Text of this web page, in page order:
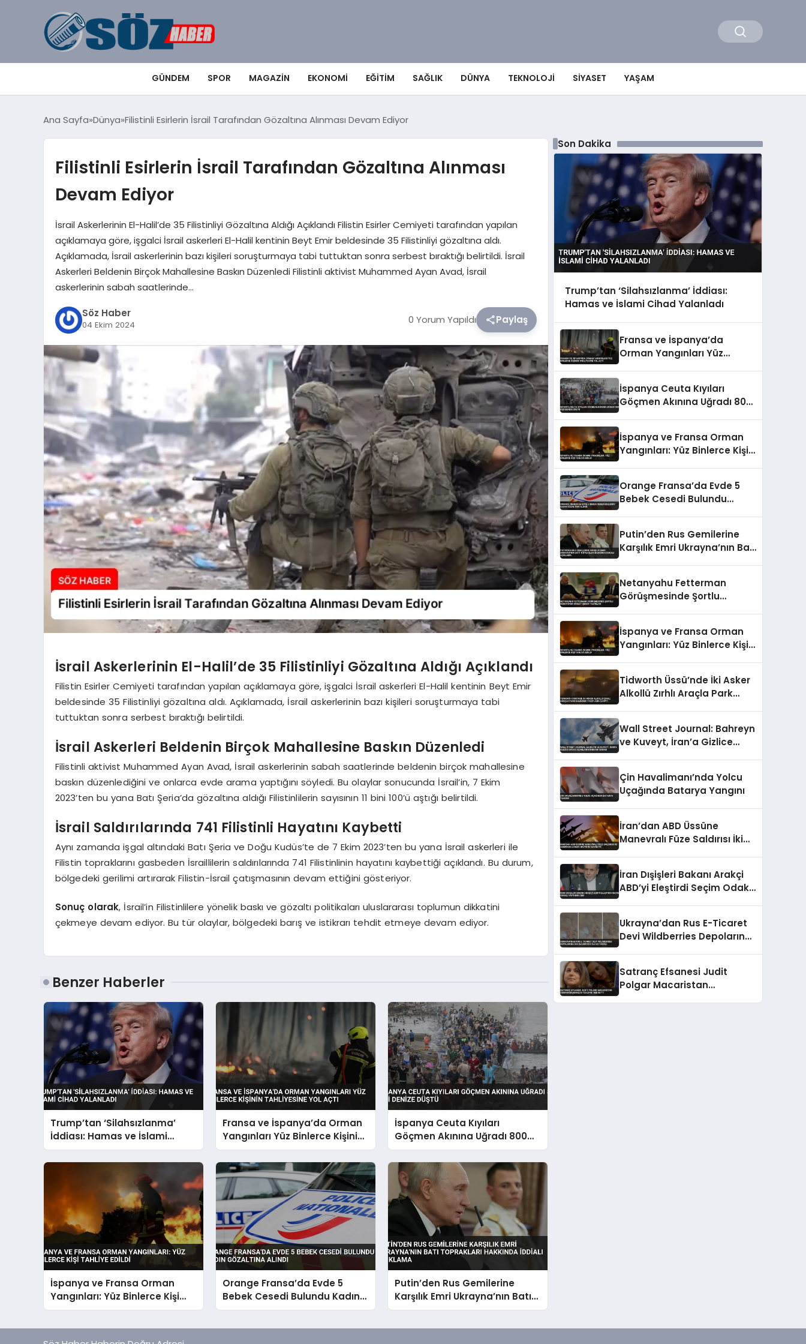
GÜNDEM SPOR MAGAZIN EKONOMI EĞITIM SAĞLIK DÜNYA TEKNOLOJI SIYASET YAŞAM
Ana Sayfa Dünya Filistinli Esirlerin İsrail Tarafından Gözaltına Alınması Devam Ediyor
Filistinli Esirlerin İsrail Tarafından Gözaltına Alınması
Devam Ediyor
İsrail Askerlerinin El-Halil’de 35 Filistinliyi Gözaltına Aldığı Açıklandı Filistin Esirler Cemiyeti tarafından yapılan
açıklamaya göre, işgalci İsrail askerleri El-Halil kentinin Beyt Emir beldesinde 35 Filistinliyi gözaltına aldı.
Açıklamada, İsrail askerlerinin bazı kişileri soruşturmaya tabi tuttuktan sonra serbest bıraktığı belirtildi. İsrail
Askerleri Beldenin Birçok Mahallesine Baskın Düzenledi Filistinli aktivist Muhammed Ayan Avad, İsrail
askerlerinin sabah saatlerinde…
Söz Haber
04 Ekim 2024 0 Yorum Yapıldı Paylaş
İsrail Askerlerinin El-Halil’de 35 Filistinliyi Gözaltına Aldığı Açıklandı
Filistin Esirler Cemiyeti tarafından yapılan açıklamaya göre, işgalci İsrail askerleri El-Halil kentinin Beyt Emir
beldesinde 35 Filistinliyi gözaltına aldı. Açıklamada, İsrail askerlerinin bazı kişileri soruşturmaya tabi
tuttuktan sonra serbest bıraktığı belirtildi.
İsrail Askerleri Beldenin Birçok Mahallesine Baskın Düzenledi
Filistinli aktivist Muhammed Ayan Avad, İsrail askerlerinin sabah saatlerinde beldenin birçok mahallesine
baskın düzenlediğini ve onlarca evde arama yaptığını söyledi. Bu olaylar sonucunda İsrail’in, 7 Ekim
2023’ten bu yana Batı Şeria’da gözaltına aldığı Filistinlilerin sayısının 11 bini 100’ü aştığı belirtildi.
İsrail Saldırılarında 741 Filistinli Hayatını Kaybetti
Aynı zamanda işgal altındaki Batı Şeria ve Doğu Kudüs’te de 7 Ekim 2023’ten bu yana İsrail askerleri ile
Filistin topraklarını gasbeden İsraillilerin saldırılarında 741 Filistinlinin hayatını kaybettiği açıklandı. Bu durum,
bölgedeki gerilimi artırarak Filistin-İsrail çatışmasının devam ettiğini gösteriyor.
Sonuç olarak, İsrail’in Filistinlilere yönelik baskı ve gözaltı politikaları uluslararası toplumun dikkatini
çekmeye devam ediyor. Bu tür olaylar, bölgedeki barış ve istikrarı tehdit etmeye devam ediyor.
Benzer Haberler
Trump’tan ‘Silahsızlanma’
İddiası: Hamas ve İslami
Cihad Yalanladı
Fransa ve İspanya’da Orman
Yangınları Yüz Binlerce Kişinin
Tahliyesine Yol Açtı
İspanya Ceuta Kıyıları
Göçmen Akınına Uğradı 800
Kişi Denize Düştü
İspanya ve Fransa Orman
Yangınları: Yüz Binlerce Kişi
Tahliye Edildi
Orange Fransa’da Evde 5
Bebek Cesedi Bulundu Kadın
Gözaltına Alındı
Putin’den Rus Gemilerine
Karşılık Emri Ukrayna’nın Batı
Toprakları Hakkında İddialı
Son Dakika
Trump’tan ‘Silahsızlanma’ İddiası:
Hamas ve İslami Cihad Yalanladı
Fransa ve İspanya’da
Orman Yangınları Yüz
İspanya Ceuta Kıyıları
Göçmen Akınına Uğradı 800
İspanya ve Fransa Orman
Yangınları: Yüz Binlerce Kişi
Orange Fransa’da Evde 5
Bebek Cesedi Bulundu
Putin’den Rus Gemilerine
Karşılık Emri Ukrayna’nın Batı
Netanyahu Fetterman
Görüşmesinde Şortlu
İspanya ve Fransa Orman
Yangınları: Yüz Binlerce Kişi
Tidworth Üssü’nde İki Asker
Alkollü Zırhlı Araçla Park
Wall Street Journal: Bahreyn
ve Kuveyt, İran’a Gizlice
Çin Havalimanı’nda Yolcu
Uçağında Batarya Yangını
İran’dan ABD Üssüne
Manevralı Füze Saldırısı İki
İran Dışişleri Bakanı Arakçi
ABD’yi Eleştirdi Seçim Odaklı
Ukrayna’dan Rus E-Ticaret
Devi Wildberries Depolarına
Satranç Efsanesi Judit
Polgar Macaristan